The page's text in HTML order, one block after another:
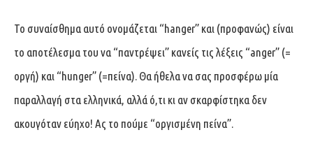
Το συναίσθημα αυτό ονομάζεται “hanger” και (προφανώς) είναι
το αποτέλεσμα του να “παντρέψει” κανείς τις λέξεις “anger” (=
οργή) και “hunger” (=πείνα). Θα ήθελα να σας προσφέρω μία
παραλλαγή στα ελληνικά, αλλά ό,τι κι αν σκαρφίστηκα δεν
ακουγόταν εύηχο! Ας το πούμε “οργισμένη πείνα”.